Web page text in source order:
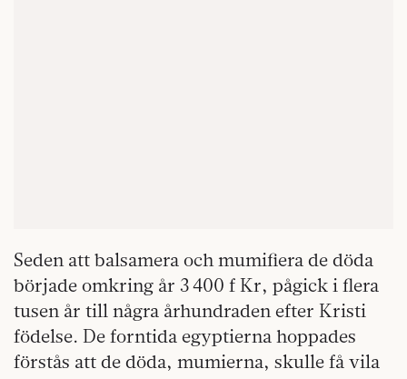
Seden att balsamera och mumifiera de döda
började omkring år 3 400 f Kr, pågick i flera
tusen år till några århundraden efter Kristi
födelse. De forntida egyptierna hoppades
förstås att de döda, mumierna, skulle få vila